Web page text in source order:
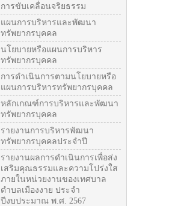
การขับเคลื่อนจริยธรรม
แผนการบริหารและพัฒนา
ทรัพยากรบุคคล
นโยบายหรือแผนการบริหาร
ทรัพยากรบุคคล
การดำเนินการตามนโยบายหรือ
แผนการบริหารทรัพยากรบุคคล
หลักเกณฑ์การบริหารและพัฒนา
ทรัพยากรบุคคล
รายงานการบริหารพัฒนา
ทรัพยากรบุคคลประจำปี
รายงานผลการดำเนินการเพื่อส่ง
เสริมคุณธรรมและความโปร่งใส
ภายในหน่วยงานของเทศบาล
ตำบลเมืองงาย ประจำ
ปีงบประมาณ พ.ศ. 2567